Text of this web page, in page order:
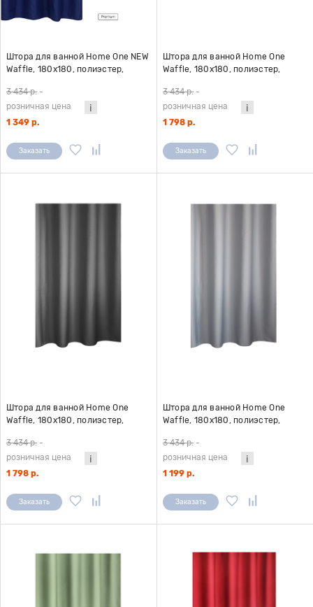
Штора для ванной Home One NEW
Waffle, 180х180, полиэстер,
3 434 р. -
розничная цена
1 349 р.
Заказать
Штора для ванной Home One
Waffle, 180х180, полиэстер,
3 434 р. -
розничная цена
1 798 р.
Заказать
Штора для ванной Home One
Waffle, 180х180, полиэстер,
3 434 р. -
розничная цена
1 798 р.
Заказать
Штора для ванной Home One
Waffle, 180х180, полиэстер,
3 434 р. -
розничная цена
1 199 р.
Заказать